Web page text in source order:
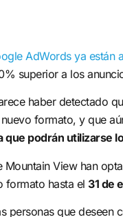
AdWords ya están
superior a los
haber detectado
formato, y que
podrán utilizarse
View han
formato hasta el 31 de
personas que deseen